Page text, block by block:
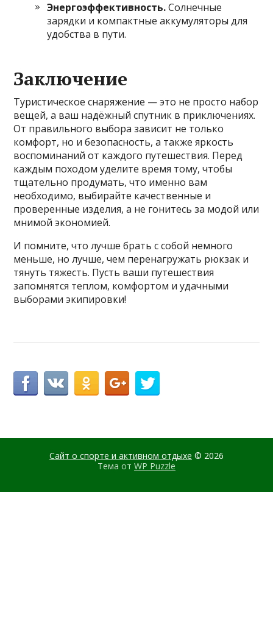
Энергоэффективность.Солнечные
зарядки и компактные аккумуляторы для
удобства в пути.
Заключение
Туристическое снаряжение — это не просто набор
вещей, а ваш надёжный спутник в приключениях.
От правильного выбора зависит не только
комфорт, но и безопасность, а также яркость
воспоминаний от каждого путешествия. Перед
каждым походом уделите время тому, чтобы
тщательно продумать, что именно вам
необходимо, выбирайте качественные и
проверенные изделия, а не гонитесь за модой или
мнимой экономией.
И помните, что лучше брать с собой немного
меньше, но лучше, чем перенагружать рюкзак и
тянуть тяжесть. Пусть ваши путешествия
запомнятся теплом, комфортом и удачными
выборами экипировки!
Сайт о спорте и активном отдыхе © 2026
Тема от WP Puzzle